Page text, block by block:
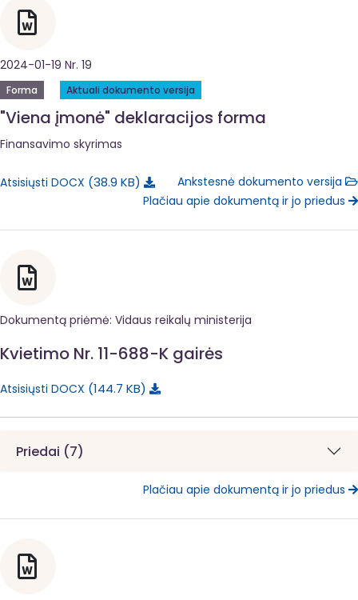
2024-01-19 Nr. 19
Forma Aktuali dokumento versija
"Viena įmonė" deklaracijos forma
Finansavimo skyrimas
Atsisiųsti DOCX 38.9 KB
Ankstesnė dokumento versija
Plačiau apie dokumentą ir jo priedus
Dokumentą priėmė: Vidaus reikalų ministerija
Kvietimo Nr. 11-688-K gairės
Atsisiųsti DOCX 144.7 KB
Priedai (7)
Plačiau apie dokumentą ir jo priedus